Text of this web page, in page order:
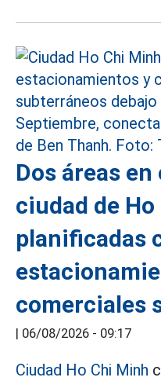
Dos áreas
ciudad de
planificadas
comerciales
| 06/08/2026 - 09:17
Ciudad Ho Chi Minh